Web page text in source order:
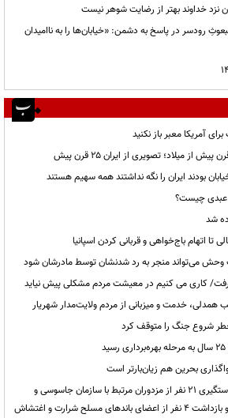
نزد خداوند بهتر از رضایت شوهر نیست
رودسر در پاسخ به دشمن: «خیابان‌ها را به ناامیدان
آمریکا معبر باز نکنید
بودند ایران را نگه نداشتند همه سهیم هستند
عبدی چیست؟
شد
تا اتهام باج‌خواهی و قربانی کردن اسپانیا
وحش می‌تواند منجر به رد شدنشان توسط مادرشان شود
گرفت/ کاری می کنیم در معیشت مردم مشکلی پیش نیاید
شروع جنگ را متوقف کرد
بحرین هم زیان‌بارتر است
وزارت اطلاعات: شناسایی و دستگیری ۲۱ نفر از مزدوران مرتبط با سازمان جاسوسی و
تروریستی رژیم صهیونیستی و بازداشت ۴ نفر از اعضای باندهای مسلح شرارت و اغتشاش